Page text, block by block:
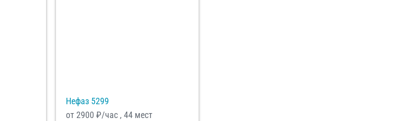
Нефаз 5299
от 2900 ₽/час , 44 мест